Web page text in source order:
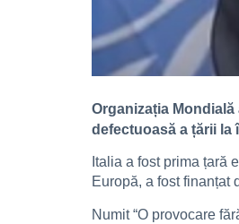
Organizația
defectuoasă a țării
Italia a fost prima țară
Europă, a fost finanțat
Numit “O provocare